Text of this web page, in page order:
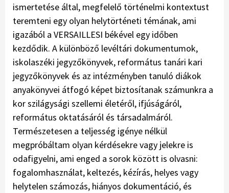
ismertetése által, megfelelő történelmi kontextust
teremteni egy olyan helytörténeti témának, ami
igazából a VERSAILLESI békével egy időben
kezdődik. A különböző levéltári dokumentumok,
isko­laszéki jegyzőkönyvek, református tanári kari
jegyzőkönyvek és az intézményben tanuló diákok
anyakönyvei átfogó képet biztosítanak számunkra a
kor szilágysági szellemi életéről, ifjúságáról,
református oktatásáról és társa­dal­máról.
Természetesen a teljesség igénye nélkül
megpróbáltam olyan kérdésekre vagy jelekre is
odafigyelni, ami enged a sorok között is olvasni:
fogalomhasználat, keltezés, kézírás, helyes vagy
helytelen számozás, hiányos dokumentáció, és